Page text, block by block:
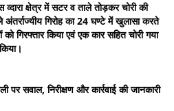
व्दारा क्षेत्र में सटर व ताले तोड़कर चोरी की
अंतर्राज्यीय गिरोह का 24 घण्टे में खुलासा करते
गिरफ्तार किया एवं एक कार सहित चोरी गया
पर सवाल, निरीक्षण और कार्रवाई की जानकारी